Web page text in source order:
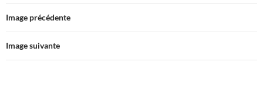
Image précédente
Image suivante